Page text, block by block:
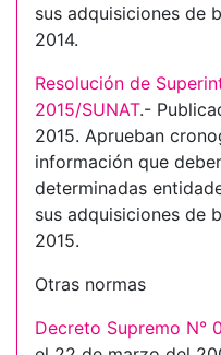
sus adquisiciones de
2014.
Resolución de
2015/SUNAT.-
2015. Aprueban
información que
determinadas
sus adquisiciones de
2015.
Otras normas
Decreto Supremo N°